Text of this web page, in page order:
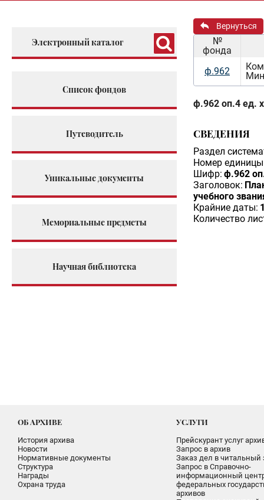
Электронный каталог
Список фондов
Путеводитель
Уникальные документы
Мемориальные предметы
Научная библиотека
Вернуться
№
фонда
ф.962
ф.962 оп.4 ед.
СВЕДЕНИЯ
Раздел
Номер единицы
Шифр: ф.962
Заголовок:
учебного
Крайние даты:
Количество
ОБ АРХИВЕ
История архива
Новости
Нормативные документы
Структура
Награды
Охрана труда
УСЛУГИ
Прейскурант услуг
Запрос в архив
Заказ дел в читальный
Запрос в Справочно-
информационный
федеральных
архивов